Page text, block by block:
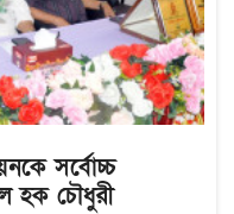
সর্বোচ্চ
হক চৌধুরী